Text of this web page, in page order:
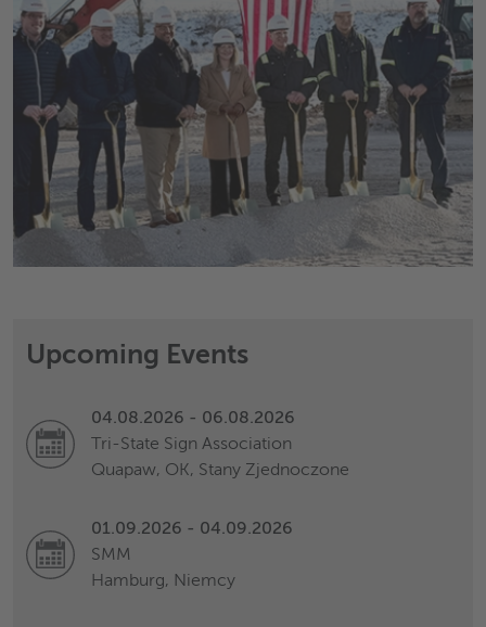
Upcoming Events
04.08.2026 - 06.08.2026
Tri-State Sign Association
Quapaw, OK, Stany Zjednoczone
01.09.2026 - 04.09.2026
SMM
Hamburg, Niemcy